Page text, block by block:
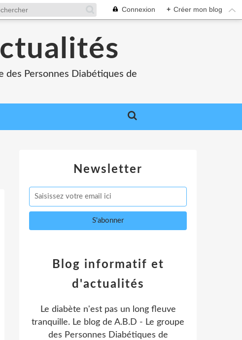
Connexion + Créer mon blog
des Personnes Diabétiques de
Newsletter
Blog informatif et
d'actualités
Le diabète n'est pas un long fleuve
tranquille. Le blog de A.B.D - Le groupe
des Personnes Diabétiques de